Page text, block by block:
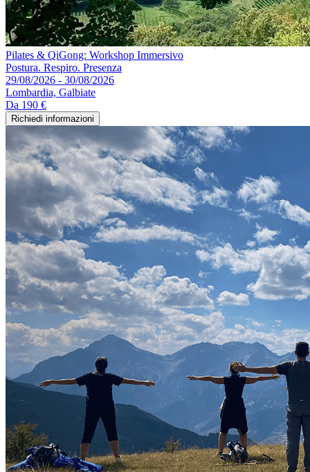
Pilates & QiGong: Workshop Immersivo
Postura. Respiro. Presenza
29/08/2026 - 30/08/2026
Lombardia, Galbiate
Da 190 €
Richiedi informazioni